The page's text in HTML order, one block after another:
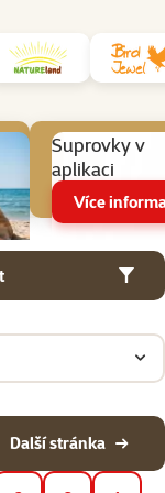
Suprovky v
aplikaci
Více
a hlodavců
10
Další stránka